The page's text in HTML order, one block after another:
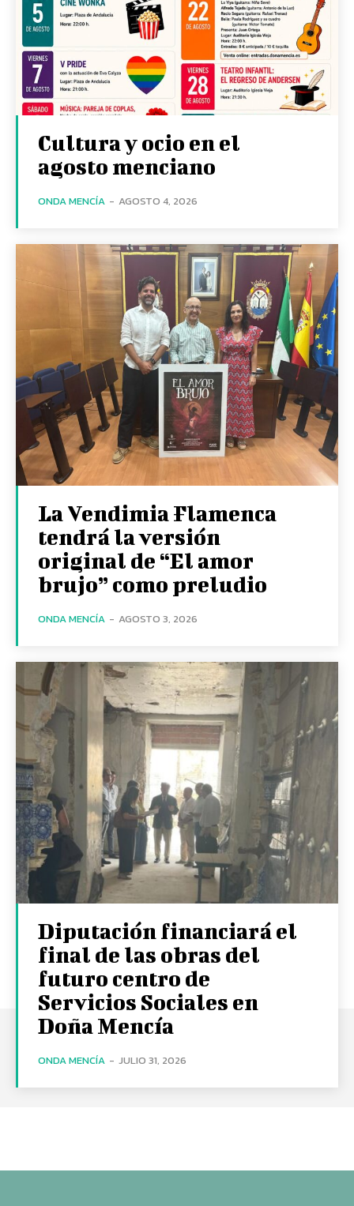
Cultura y ocio en el
agosto menciano
ONDA MENCÍA - AGOSTO 4, 2026
La Vendimia Flamenca
tendrá la versión
original de “El amor
brujo” como preludio
ONDA MENCÍA - AGOSTO 3, 2026
Diputación financiará el
final de las obras del
futuro centro de
Servicios Sociales en
Doña Mencía
ONDA MENCÍA - JULIO 31, 2026